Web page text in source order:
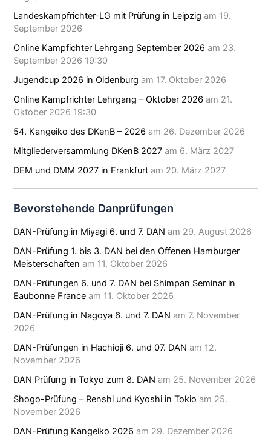
Landeskampfrichter-LG mit Prüfung in Leipzig am 19.
September 2026
Online Kampfichter Lehrgang September 2026 am 23.
September 2026 19:30
Jugendcup 2026 in Oldenburg am 17. Oktober 2026
Online Kampfrichter Lehrgang – Oktober 2026 am 21.
Oktober 2026 19:30
54. Kangeiko des DKenB – 2026 am 26. Dezember 2026
Mitgliederversammlung DKenB 2027 am 6. März 2027
DEM und DMM 2027 in Frankfurt am 20. März 2027
Bevorstehende Danprüfungen
DAN-Prüfung in Miyagi 6. und 7. DAN am 29. August 2026
DAN-Prüfung 1. bis 3. DAN bei den Offenen Hamburger
Meisterschaften am 11. Oktober 2026
DAN-Prüfungen 6. und 7. DAN bei Shimpan Seminar in
Eaubonne France am 11. Oktober 2026
DAN-Prüfung in Nagoya 6. und 7. DAN am 7. November
2026
DAN-Prüfungen in Hachioji 6. und 07. DAN am 12.
November 2026
DAN Prüfung in Tokyo zum 8. DAN am 25. November 2026
Shogo-Prüfung – Renshi und Kyoshi in Tokio am 25.
November 2026
DAN-Prüfung Kangeiko 2026 am 29. Dezember 2026